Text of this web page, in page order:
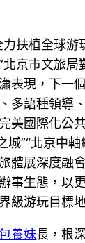
力扶植全球游
北京市文旅局
表現，下一
多語種領導
美國際化公
城”“北京中
體展深度融
事生態，以
級游玩目標
養妹長，根